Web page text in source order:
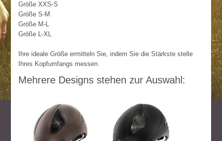
Größe XXS-S
Größe S-M
Größe M-L
Größe L-XL
Ihre ideale Größe ermitteln Sie, indem Sie die Stärkste stelle
Ihres Kopfumfangs messen.
Mehrere Designs stehen zur Auswahl: